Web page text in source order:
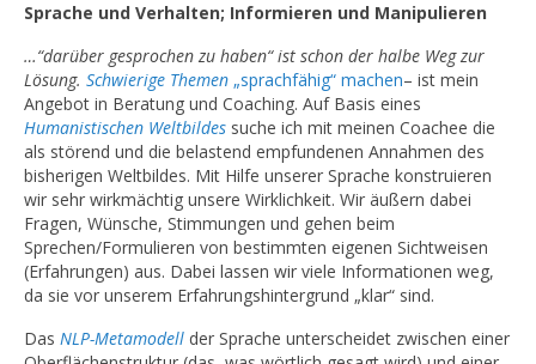
Sprache und Verhalten; Informieren und Manipulieren
…“darüber gesprochen zu haben“ ist schon der halbe Weg zur
Lösung. Schwierige Themen „sprachfähig“ machen– ist mein
Angebot in Beratung und Coaching. Auf Basis eines
Humanistischen Weltbildes suche ich mit meinen Coachee die
als störend und die belastend empfundenen Annahmen des
bisherigen Weltbildes. Mit Hilfe unserer Sprache konstruieren
wir sehr wirkmächtig unsere Wirklichkeit. Wir äußern dabei
Fragen, Wünsche, Stimmungen und gehen beim
Sprechen/Formulieren von bestimmten eigenen Sichtweisen
(Erfahrungen) aus. Dabei lassen wir viele Informationen weg,
da sie vor unserem Erfahrungshintergrund „klar“ sind.
Das NLP-Metamodell der Sprache unterscheidet zwischen einer